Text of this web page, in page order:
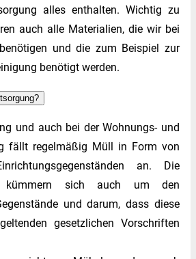
alles enthalten. Wichtig zu
auch alle Materialien, die wir bei
und die zum Beispiel zur
benötigt werden.
und auch bei der Wohnungs- und
fällt regelmäßig Müll in Form von
an. Die
kümmern sich auch um den
und darum, dass diese
gesetzlichen Vorschriften